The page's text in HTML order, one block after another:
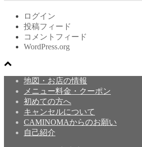
ログイン
投稿フィード
コメントフィード
WordPress.org
地図・お店の情報
メニュー料金・クーポン
初めての方へ
キャンセルについて
CAMINOMAからのお願い
自己紹介